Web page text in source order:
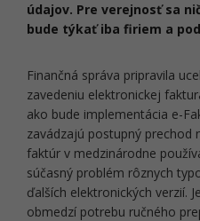
údajov. Pre verejnosť sa
bude týkať iba firiem a
Finančná správa pripravila
zavedeniu elektronickej
ako bude implementácia e-
zavádzajú postupný prechod
faktúr v medzinárodne
súčasný problém rôznych
ďalších elektronických verzií.
obmedzí potrebu ručného